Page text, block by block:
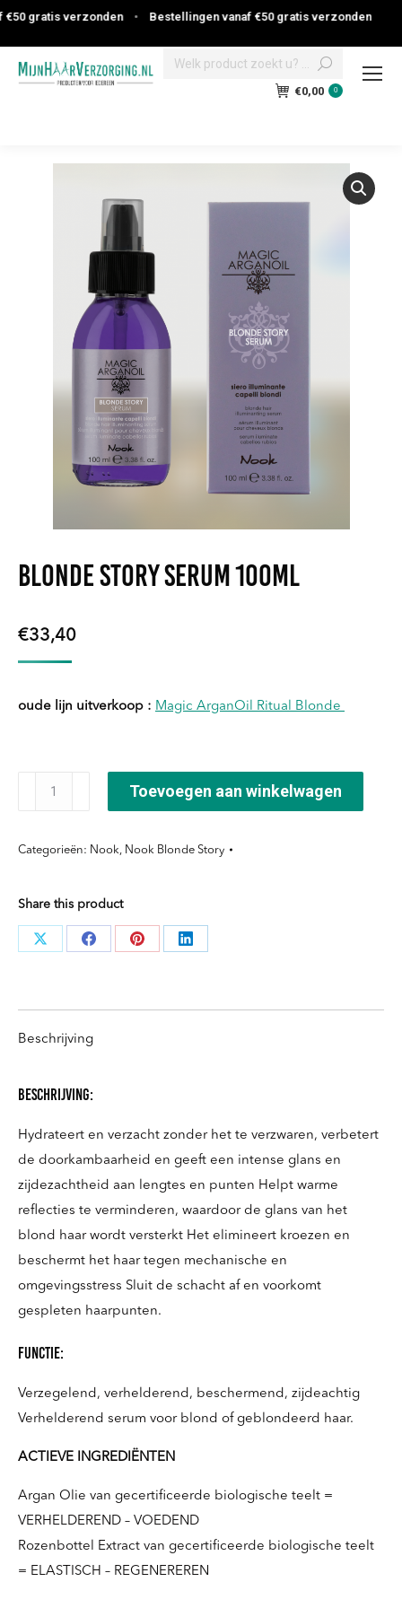
gratis verzonden • Bestellingen vanaf €50 gratis verzonden
Search:
€0,00 0
Blonde Story Serum 100ml
€33,40
oude lijn uitverkoop : Magic ArganOil Ritual Blonde
100ml
Toevoegen aan winkelwagen
Categorieën: Nook Nook Blonde Story
Share this product
Deel
Deel
Deel
Deel
Beschrijving
Beschrijving:
Hydrateert en verzacht zonder het te verzwaren, verbetert
de doorkambaarheid en geeft een intense glans en
zijdezachtheid aan lengtes en punten Helpt warme
reflecties te verminderen, waardoor de glans van het
blond haar wordt versterkt Het elimineert kroezen en
beschermt het haar tegen mechanische en
omgevingsstress Sluit de schacht af en voorkomt
gespleten haarpunten.
Functie:
Verzegelend, verhelderend, beschermend, zijdeachtig
Verhelderend serum voor blond of geblondeerd haar.
ACTIEVE INGREDIËNTEN
Argan Olie van gecertificeerde biologische teelt =
VERHELDEREND – VOEDEND
Rozenbottel Extract van gecertificeerde biologische teelt
= ELASTISCH – REGENEREREN